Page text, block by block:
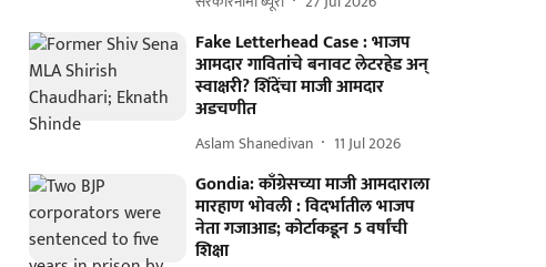
Fake Letterhead Case : भाजप
आमदार गावितांचे बनावट लेटरहेड अन्
स्वाक्षरी? शिंदेंचा माजी आमदार
अडचणीत
Aslam Shanedivan 11 Jul 2026
Gondia: काँग्रेसच्या माजी आमदाराला
मारहाण भोवली : विदर्भातील भाजप
नेता गजाआड; कोर्टाकडून 5 वर्षांची
शिक्षा